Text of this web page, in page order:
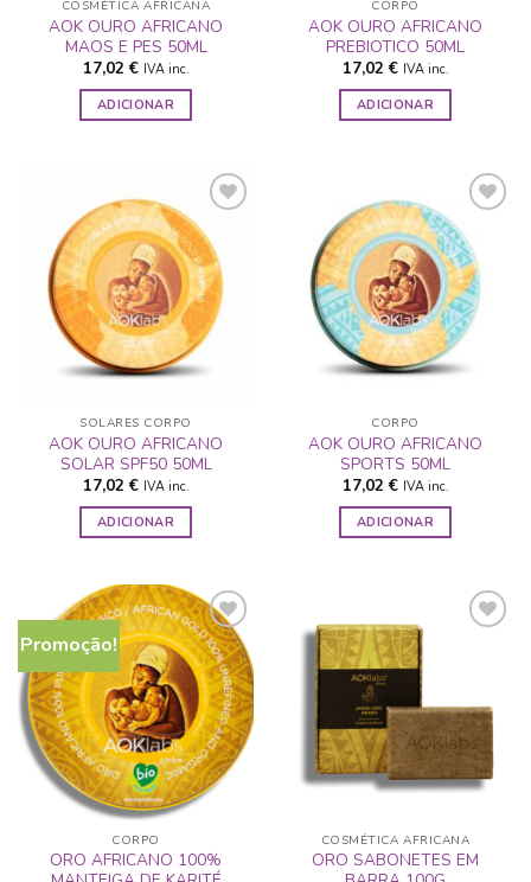
COSMÉTICA AFRICANA
AOK OURO AFRICANO
MAOS E PES 50ML
17,02€ IVA inc.
ADICIONAR
CORPO
AOK OURO AFRICANO
PREBIOTICO 50ML
17,02€ IVA inc.
ADICIONAR
ADICIONAR
A LISTA DE
DESEJOS
SOLARES CORPO
AOK OURO AFRICANO
SOLAR SPF50 50ML
17,02€ IVA inc.
ADICIONAR
ADICIONAR
A LISTA DE
DESEJOS
CORPO
AOK OURO AFRICANO
SPORTS 50ML
17,02€ IVA inc.
ADICIONAR
Promoção!
ADICIONAR
A LISTA DE
DESEJOS
CORPO
ORO AFRICANO 100%
ADICIONAR
A LISTA DE
DESEJOS
COSMÉTICA AFRICANA
ORO SABONETES EM